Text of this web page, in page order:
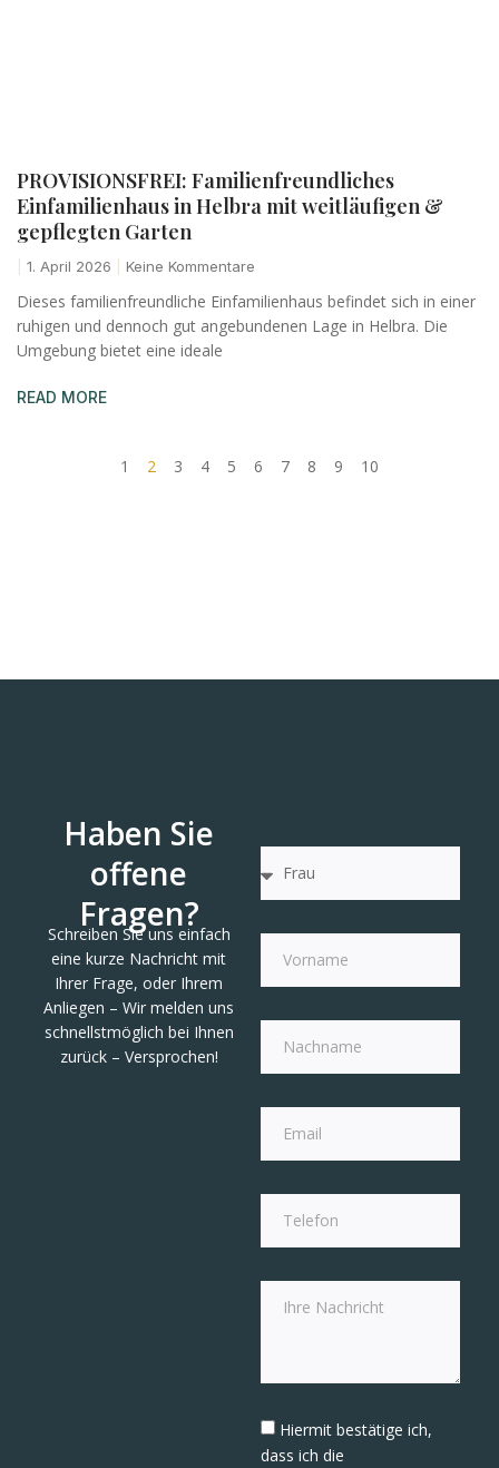
PROVISIONSFREI: Familienfreundliches
Einfamilienhaus in Helbra mit weitläufigen &
gepflegten Garten
1. April 2026 Keine Kommentare
Dieses familienfreundliche Einfamilienhaus befindet sich in einer
ruhigen und dennoch gut angebundenen Lage in Helbra. Die
Umgebung bietet eine ideale
READ MORE
1 2 3 4 5 6 7 8 9 10
Haben Sie
offene
Fragen?
Schreiben Sie uns einfach
eine kurze Nachricht mit
Ihrer Frage, oder Ihrem
Anliegen – Wir melden uns
schnellstmöglich bei Ihnen
zurück – Versprochen!
Hiermit bestätige ich,
dass ich die